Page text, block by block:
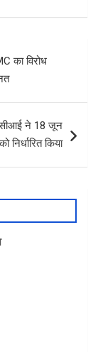
का विरोध
ने 18 जून
को निर्धारित किया